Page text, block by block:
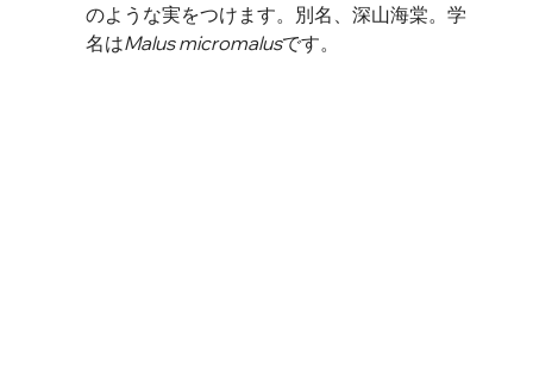
のような実をつけます。別名、深山海棠。学
名はMalus micromalusです。